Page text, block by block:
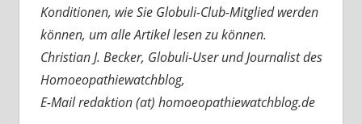
Konditionen, wie Sie Globuli-Club-Mitglied werden
können, um alle Artikel lesen zu können.
Christian J. Becker, Globuli-User und Journalist des
Homoeopathiewatchblog,
E-Mail redaktion (at) homoeopathiewatchblog.de